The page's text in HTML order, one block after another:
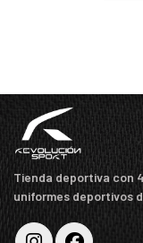
Tienda deportiva con
uniformes deportivos